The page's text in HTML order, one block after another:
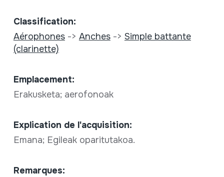
Classification:
Aérophones-> Anches-> Simple battante
(clarinette)
Emplacement:
Erakusketa; aerofonoak
Explication de l'acquisition:
Emana; Egileak oparitutakoa.
Remarques: